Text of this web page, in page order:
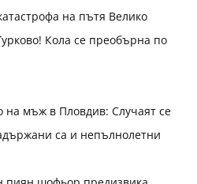
на пътя Велико
Кола се преобърна по
на мъж в Пловдив: Случаят се
са и непълнолетни